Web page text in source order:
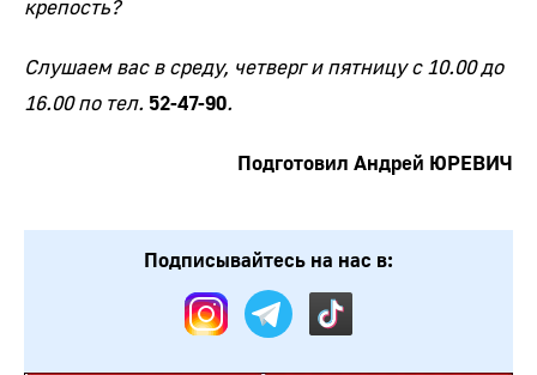
крепость?
Слушаем вас в среду, четверг и пятницу с 10.00 до
16.00 по тел. 52-47-90.
Подготовил Андрей ЮРЕВИЧ
Подписывайтесь на нас в: